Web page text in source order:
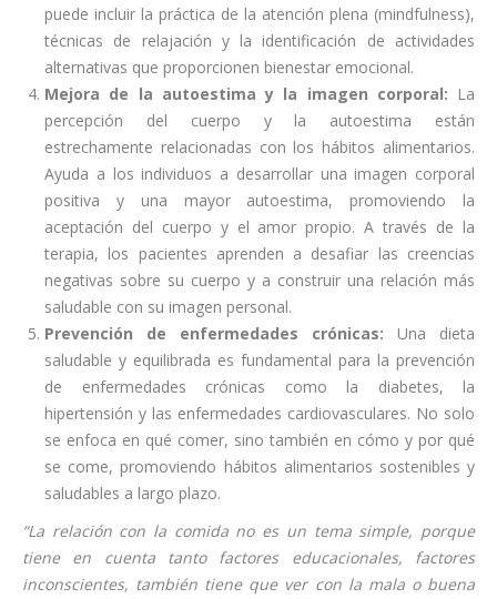
puede incluir la práctica de la atención plena (mindfulness),
técnicas de relajación y la identificación de actividades
alternativas que proporcionen bienestar emocional.
Mejora de la autoestima y la imagen corporal: La
percepción del cuerpo y la autoestima están
estrechamente relacionadas con los hábitos alimentarios.
Ayuda a los individuos a desarrollar una imagen corporal
positiva y una mayor autoestima, promoviendo la
aceptación del cuerpo y el amor propio. A través de la
terapia, los pacientes aprenden a desafiar las creencias
negativas sobre su cuerpo y a construir una relación más
saludable con su imagen personal.
Prevención de enfermedades crónicas: Una dieta
saludable y equilibrada es fundamental para la prevención
de enfermedades crónicas como la diabetes, la
hipertensión y las enfermedades cardiovasculares. No solo
se enfoca en qué comer, sino también en cómo y por qué
se come, promoviendo hábitos alimentarios sostenibles y
saludables a largo plazo.
“La relación con la comida no es un tema simple, porque
tiene en cuenta tanto factores educacionales, factores
inconscientes, también tiene que ver con la mala o buena